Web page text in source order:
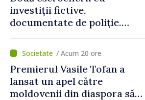
investiții fictive,
documentate de poliție.
milion de lei
/ Acum 20 ore
Premierul Vasile Tofan a
lansat un apel către
moldovenii din diaspora să